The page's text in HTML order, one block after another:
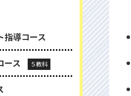
指導コース
ース ５教科